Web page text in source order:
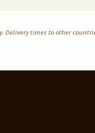
Delivery times to other